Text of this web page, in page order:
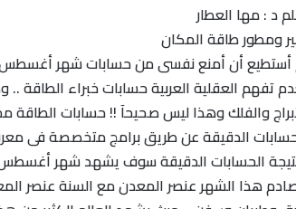
د : مها العطار
ومطور طاقة المكان
أستطيع أن أمنع نفسى من حسابات شهر أغسطس
تفهم العقلية العربية حسابات خبراء
والفلك وهذا ليس صحيحآ !! حسابات الطاقة
الدقيقة عن طريق برامج متخصصة فى
الحسابات الدقيقة سوف يشهد شهر أغسطس
هذا الشهر عنصر المعدن مع السنة عنصر